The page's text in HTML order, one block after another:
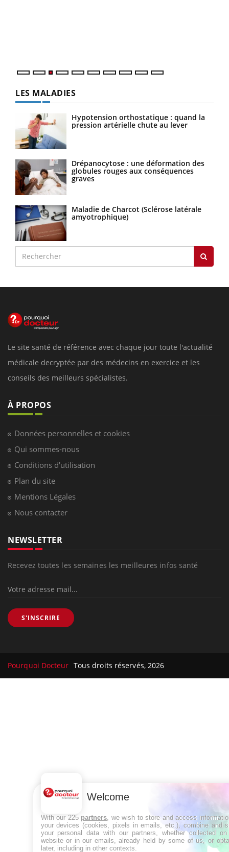
LES MALADIES
Hypotension orthostatique : quand la
pression artérielle chute au lever
Drépanocytose : une déformation des
globules rouges aux conséquences
graves
Maladie de Charcot (Sclérose latérale
amyotrophique)
Le site santé de référence avec chaque jour toute l'actualité
médicale decryptée par des médecins en exercice et les
conseils des meilleurs spécialistes.
À PROPOS
Données personnelles et cookies
Qui sommes-nous
Conditions d'utilisation
Plan du site
Mentions Légales
Nous contacter
NEWSLETTER
Recevez toutes les semaines les meilleures infos santé
S'INSCRIRE
Pourquoi Docteur Tous droits réservés, 2026
Welcome
With our 225 partners , we wish to store and access
your devices (cookies, pixels in emails, etc.), combine and
your personal data with our partners, whether collected
website or in our emails, already held by some of us, or
later, including in other contexts.